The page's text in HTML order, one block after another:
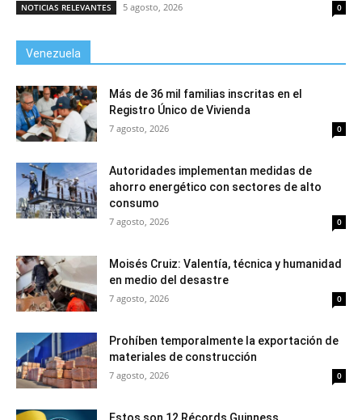
NOTICIAS RELEVANTES 5 agosto, 2026 0
Venezuela
Más de 36 mil familias inscritas en el
Registro Único de Vivienda
7 agosto, 2026 0
Autoridades implementan medidas de
ahorro energético con sectores de alto
consumo
7 agosto, 2026 0
Moisés Cruiz: Valentía, técnica y humanidad
en medio del desastre
7 agosto, 2026 0
Prohíben temporalmente la exportación de
materiales de construcción
7 agosto, 2026 0